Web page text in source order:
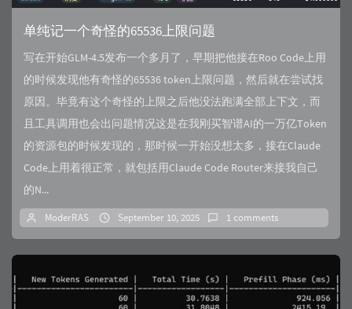
单纯记一个奇怪的65536上限问题
写在开始GLM-4.5发布一个多月了，早期把他接在Roo Code上用
的时候发现他有奇怪的65536 token上限问题，然后就在尝试找
原因。毕竟有这个奇怪的上限之后他没法跑满全部上下文，而
且工具调用也会出问题情况这是在我刚买智谱AI的一万亿Token
的资源包的时候发现的，那时候一开始没想太多，接在Claude
Code上用着很正常，就包括用Claude Code Router来接我自己
的N...
ModerRAS September 10, 2025 1 comments